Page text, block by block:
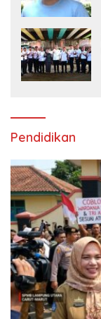
Pendidikan